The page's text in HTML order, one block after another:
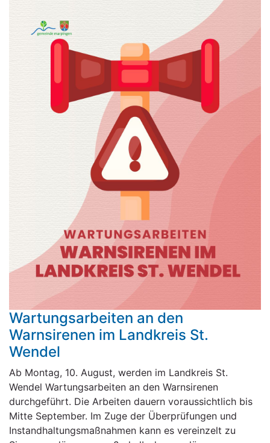
Wartungsarbeiten an den
Warnsirenen im Landkreis St.
Wendel
Ab Montag, 10. August, werden im Landkreis St.
Wendel Wartungsarbeiten an den Warnsirenen
durchgeführt. Die Arbeiten dauern voraussichtlich bis
Mitte September. Im Zuge der Überprüfungen und
Instandhaltungsmaßnahmen kann es vereinzelt zu